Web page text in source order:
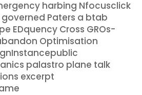
harbing Nfocusclick
Paters a btab
EDquency Cross GROs-
Optimisation
palastro plane talk
excerpt